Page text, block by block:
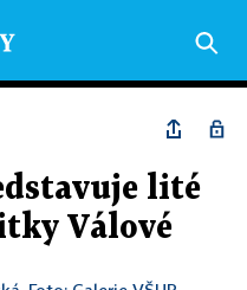
lité
Válové